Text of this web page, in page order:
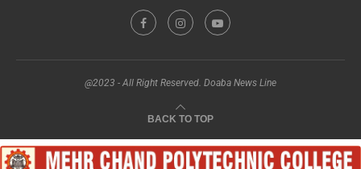
@2023 - All Right Reserved. Doaba News Line
BACK TO TOP